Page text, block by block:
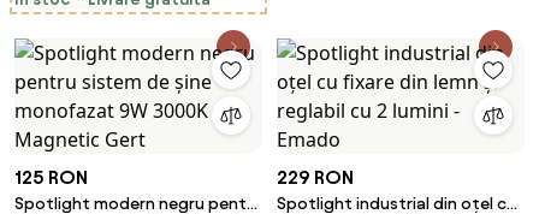
125 RON
Spotlight modern negru pentru
229 RON
Spotlight industrial din oțel cu